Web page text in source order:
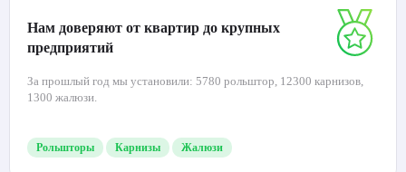
Нам доверяют от квартир до крупных
предприятий
За прошлый год мы установили: 5780 рольштор, 12300 карнизов,
1300 жалюзи.
Рольшторы Карнизы Жалюзи